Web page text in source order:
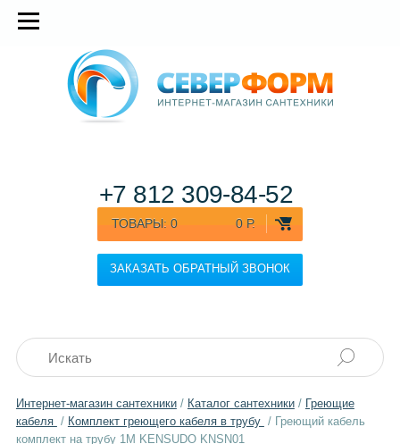
ТОВАРЫ: 0 0 Р.
ЗАКАЗАТЬ ОБРАТНЫЙ ЗВОНОК
+7 812 309-84-52
Интернет-магазин сантехники/ Каталог сантехники/ Греющие
кабеля / Комплект греющего кабеля в трубу / Греющий кабель
комплект на трубу 1М KENSUDO KNSN01